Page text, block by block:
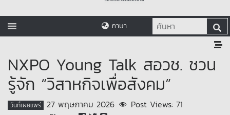
ภาษา
NXPO Young Talk สอวช. ชวน
รู้จัก “วิสาหกิจเพื่อสังคม”
วันที่เผยแพร่ 27 พฤษภาคม 2026 Post Views: 71